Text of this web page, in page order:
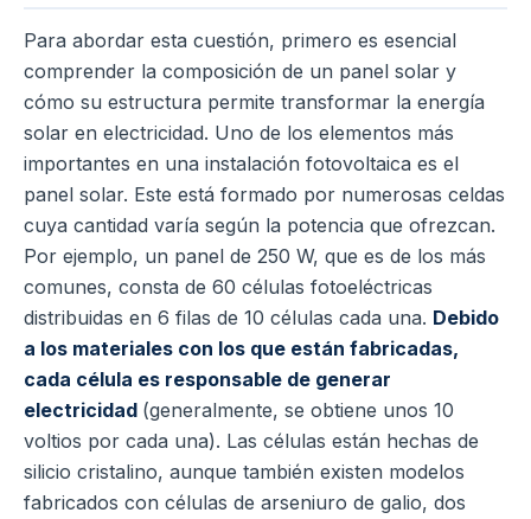
Para abordar esta cuestión, primero es esencial
comprender la composición de un panel solar y
cómo su estructura permite transformar la energía
solar en electricidad. Uno de los elementos más
importantes en una instalación fotovoltaica es el
panel solar. Este está formado por numerosas celdas
cuya cantidad varía según la potencia que ofrezcan.
Por ejemplo, un panel de 250 W, que es de los más
comunes, consta de 60 células fotoeléctricas
distribuidas en 6 filas de 10 células cada una. Debido
a los materiales con los que están fabricadas,
cada célula es responsable de generar
electricidad (generalmente, se obtiene unos 10
voltios por cada una). Las células están hechas de
silicio cristalino, aunque también existen modelos
fabricados con células de arseniuro de galio, dos